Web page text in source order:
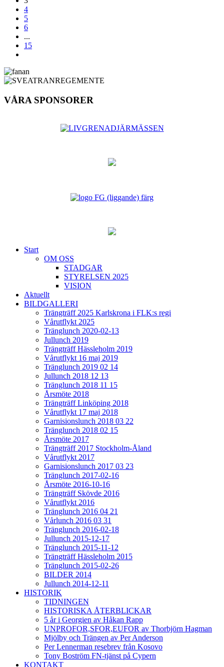
4
5
6
...
15
VÅRA SPONSORER
Start
OM OSS
STADGAR
STYRELSEN 2025
VISION
Aktuellt
BILDGALLERI
Trängträff 2025 Karlskrona i FLK:s regi
Vårutflykt 2025
Tränglunch 2020-02-13
Jullunch 2019
Trängträff Hässleholm 2019
Vårutflykt 16 maj 2019
Tränglunch 2019 02 14
Jullunch 2018 12 13
Tränglunch 2018 11 15
Årsmöte 2018
Trängträff Linköping 2018
Vårutflykt 17 maj 2018
Garnisionslunch 2018 03 22
Tränglunch 2018 02 15
Årsmöte 2017
Trängträff 2017 Stockholm-Åland
Vårutflykt 2017
Garnisionslunch 2017 03 23
Tränglunch 2017-02-16
Årsmöte 2016-10-16
Trängträff Skövde 2016
Vårutflykt 2016
Tränglunch 2016 04 21
Vårlunch 2016 03 31
Tränglunch 2016-02-18
Jullunch 2015-12-17
Tränglunch 2015-11-12
Trängträff Hässleholm 2015
Tränglunch 2015-02-26
BILDER 2014
Jullunch 2014-12-11
HISTORIK
TIDNINGEN
HISTORISKA ÅTERBLICKAR
5 år i Georgien av Håkan Rapp
UNPROFOR,SFOR,EUFOR av Thorbjörn Hagman
Mjölby och Trängen av Per Anderson
Per Lennerman resebrev från Kosovo
Tony Boström FN-tjänst på Cypern
KONTAKT